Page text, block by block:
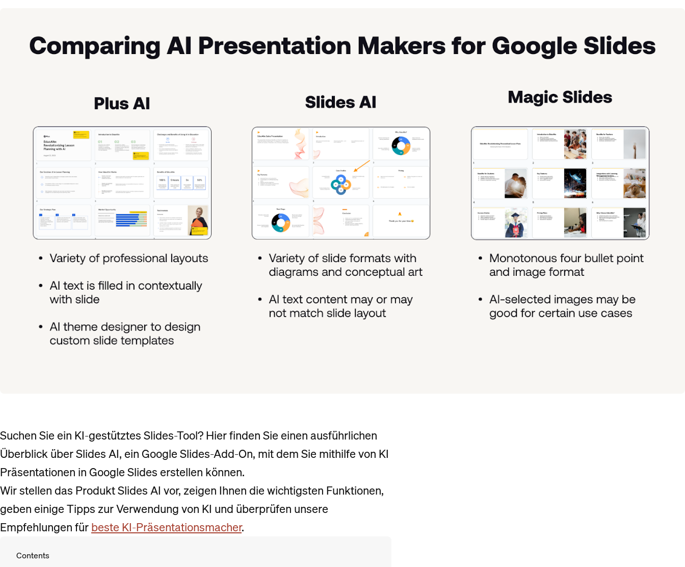
Suchen Sie ein KI-gestütztes Slides-Tool? Hier finden Sie einen ausführlichen
Überblick über Slides AI, ein Google Slides-Add-On, mit dem Sie mithilfe von KI
Präsentationen in Google Slides erstellen können.
Wir stellen das Produkt Slides AI vor, zeigen Ihnen die wichtigsten Funktionen,
geben einige Tipps zur Verwendung von KI und überprüfen unsere
Empfehlungen fürbeste KI-Präsentationsmacher.
Contents